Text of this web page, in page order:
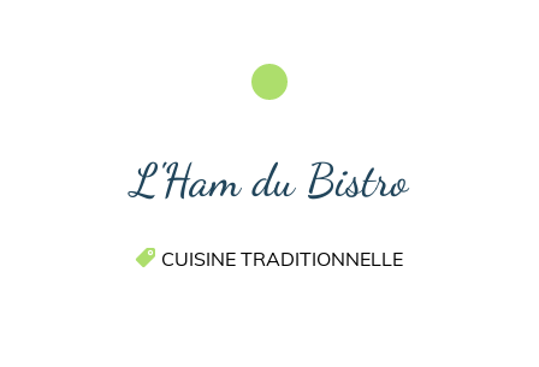
L'Ham du Bistro
CUISINE TRADITIONNELLE